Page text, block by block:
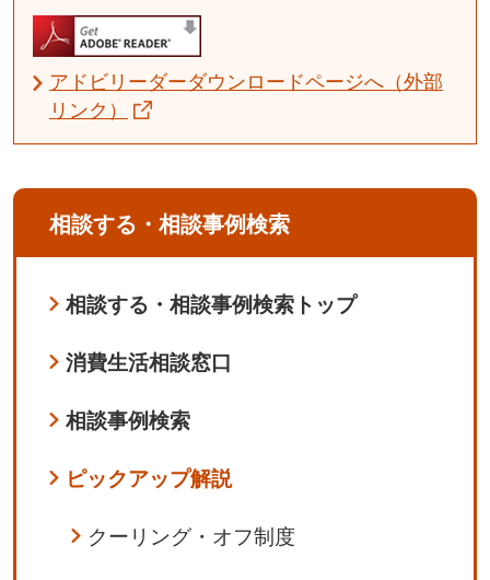
アドビリーダーダウンロードページへ（外部
リンク）
相談する・相談事例検索
相談する・相談事例検索トップ
消費生活相談窓口
相談事例検索
ピックアップ解説
クーリング・オフ制度